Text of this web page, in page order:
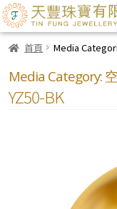
首頁 Media
Media Category:
YZ50-BK